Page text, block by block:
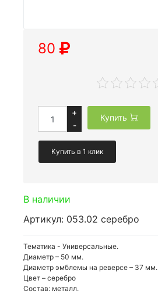
80
+
-
Купить
Купить в 1 клик
В наличии
Артикул: 053.02 серебро
Тематика - Универсальные.
Диаметр – 50 мм.
Диаметр эмблемы на реверсе – 37 мм.
Цвет – серебро
Состав: металл.